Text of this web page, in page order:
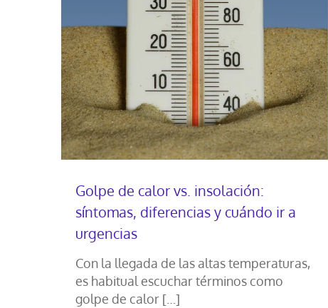
Golpe de calor vs. insolación:
síntomas, diferencias y cuándo ir a
urgencias
Con la llegada de las altas temperaturas,
es habitual escuchar términos como
golpe de calor[…]